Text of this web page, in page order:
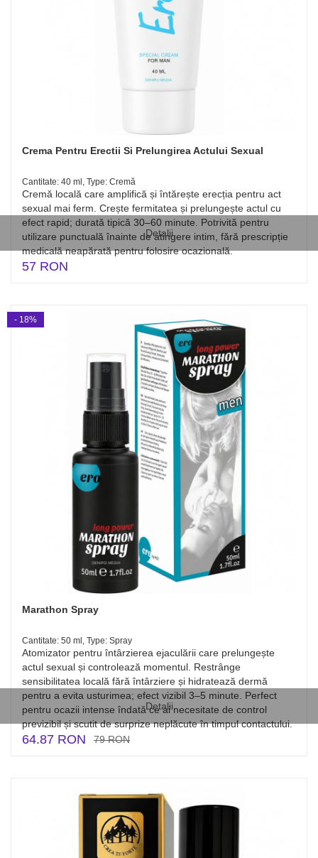
Detalii
Crema Pentru Erectii Si Prelungirea Actului Sexual
Cantitate: 40 ml, Type: Cremă
Cremă locală care amplifică și întărește erecția pentru act
sexual mai ferm. Crește fermitatea și prelungește actul cu
efect rapid; durată tipică 30–60 minute. Potrivită pentru
utilizare punctuală înainte de atingere intim, fără prescripție
medicală neapărată pentru folosire ocazională.
57 RON
Detalii
Marathon Spray
Cantitate: 50 ml, Type: Spray
Atomizator pentru întârzierea ejaculării care prelungește
actul sexual și controlează momentul. Restrânge
sensibilitatea locală fără întârziere și hidratează dermă
pentru a evita usturimea; efect vizibil 3–5 minute. Perfect
pentru ocazii intense îndată ce ai necesitate de control
previzibil și scutit de surprize neplăcute în timpul contactului.
64.87 RON 79 RON
- 18%